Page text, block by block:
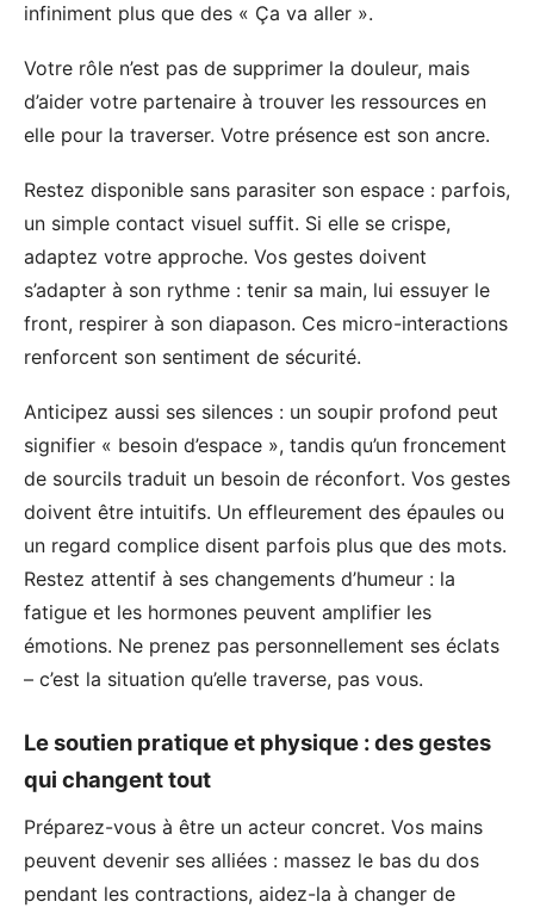
infiniment plus que des « Ça va aller ».
Votre rôle n’est pas de supprimer la douleur, mais
d’aider votre partenaire à trouver les ressources en
elle pour la traverser. Votre présence est son ancre.
Restez disponible sans parasiter son espace : parfois,
un simple contact visuel suffit. Si elle se crispe,
adaptez votre approche. Vos gestes doivent
s’adapter à son rythme : tenir sa main, lui essuyer le
front, respirer à son diapason. Ces micro-interactions
renforcent son sentiment de sécurité.
Anticipez aussi ses silences : un soupir profond peut
signifier « besoin d’espace », tandis qu’un froncement
de sourcils traduit un besoin de réconfort. Vos gestes
doivent être intuitifs. Un effleurement des épaules ou
un regard complice disent parfois plus que des mots.
Restez attentif à ses changements d’humeur : la
fatigue et les hormones peuvent amplifier les
émotions. Ne prenez pas personnellement ses éclats
– c’est la situation qu’elle traverse, pas vous.
Le soutien pratique et physique : des gestes
qui changent tout
Préparez-vous à être un acteur concret. Vos mains
peuvent devenir ses alliées : massez le bas du dos
pendant les contractions, aidez-la à changer de